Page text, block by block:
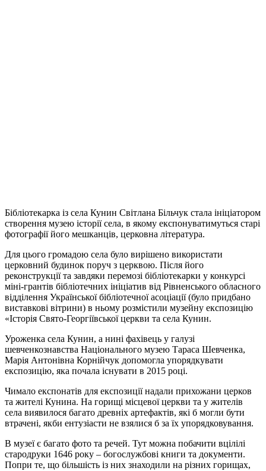
Бібліотекарка із села Кунин Світлана Більчук стала ініціатором
створення музею історії села, в якому експонуватимуться старі
фотографії його мешканців, церковна література.
Для цього громадою села було вирішено використати
церковний будинок поруч з церквою. Після його
реконструкції та завдяки перемозі бібліотекарки у конкурсі
міні-грантів бібліотечних ініціатив від Рівненського обласного
відділення Української бібліотечної асоціації (було придбано
виставкові вітрини) в ньому розмістили музейну експозицію
«Історія Свято-Георгіївської церкви та села Кунин.
Уроженка села Кунин, а нині фахівець у галузі
шевченкознавства Національного музею Тараса Шевченка,
Марія Антонівна Корнійчук допомогла упорядкувати
експозицію, яка почала існувати в 2015 році.
Чимало експонатів для експозиції надали прихожани церков
та жителі Кунина. На горищі місцевої церкви та у жителів
села виявилося багато древніх артефактів, які б могли бути
втрачені, якби ентузіасти не взялися б за їх упорядковування.
В музеї є багато фото та речей. Тут можна побачити вцілілі
стародруки 1646 року – богослужбові книги та документи.
Попри те, що більшість із них знаходили на різних горищах,